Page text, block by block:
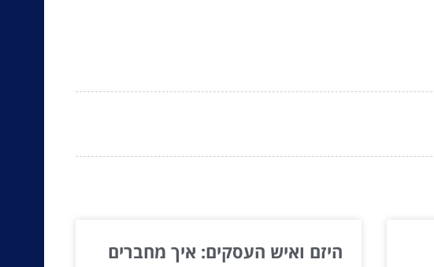
היזם ואיש העסקים: איך מחברים